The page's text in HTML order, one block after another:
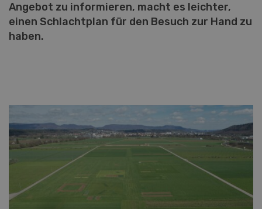
Angebot zu informieren, macht es leichter,
einen Schlachtplan für den Besuch zur Hand zu
haben.